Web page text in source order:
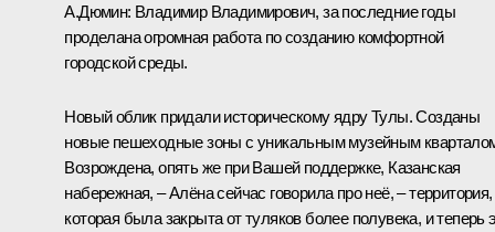
А.Дюмин: Владимир Владимирович, за последние годы
проделана огромная работа по созданию комфортной
городской среды.
Новый облик придали историческому ядру Тулы. Созданы
новые пешеходные зоны с уникальным музейным
Возрождена, опять же при Вашей поддержке, Казанская
набережная, – Алёна сейчас говорила про неё, – территория,
которая была закрыта от туляков более полувека, и теперь